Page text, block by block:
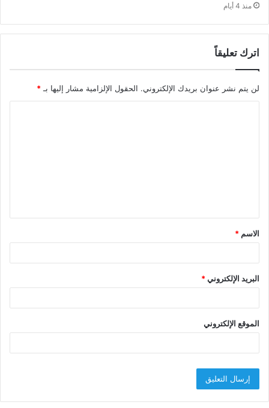
منذ 4 أيام
اترك تعليقاً
لن يتم نشر عنوان بريدك الإلكتروني. الحقول الإلزامية مشار إليها بـ*
ق
*
الاسم *
البريد الإلكتروني*
الموقع الإلكتروني